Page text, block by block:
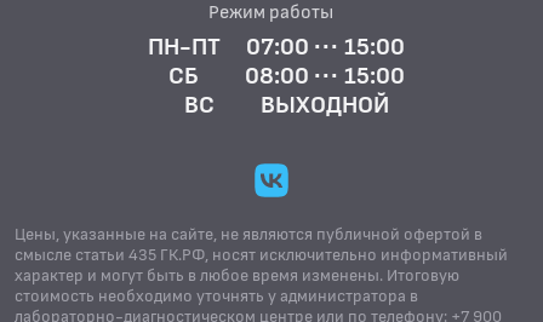
Режим работы
ПН-ПТ
07:00 ··· 15:00
СБ
08:00 ··· 15:00
ВС
ВЫХОДНОЙ
Цены, указанные на сайте, не являются публичной офертой в
смысле статьи 435 ГК.РФ, носят исключительно информативный
характер и могут быть в любое время изменены. Итоговую
стоимость необходимо уточнять у администратора в
лабораторно-диагностическом центре или по телефону: +7 900